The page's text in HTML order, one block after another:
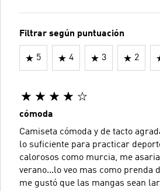
Filtrar según puntuación
5 4 3 2
cómoda
Camiseta cómoda y de tacto
lo suficiente para practicar
calorosos como murcia, me
verano...lo veo mas como prenda
me gustó que las mangas sean